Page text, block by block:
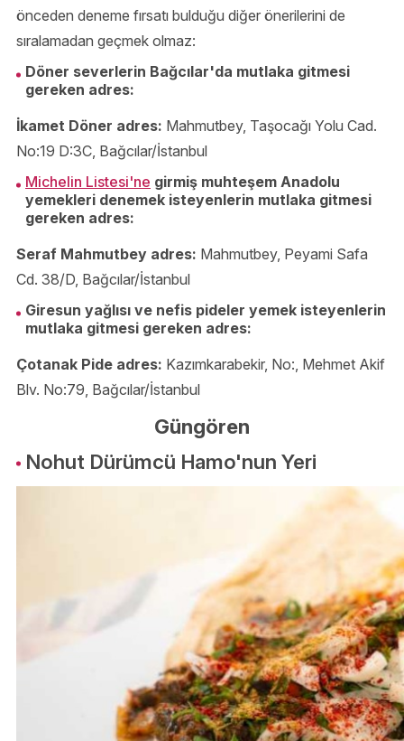
önceden deneme fırsatı bulduğu diğer önerilerini de
sıralamadan geçmek olmaz:
Döner severlerin Bağcılar'da mutlaka gitmesi
gereken adres:
İkamet Döner adres: Mahmutbey, Taşocağı Yolu Cad.
No:19 D:3C, Bağcılar/İstanbul
Michelin Listesi'ne girmiş muhteşem Anadolu
yemekleri denemek isteyenlerin mutlaka gitmesi
gereken adres:
Seraf Mahmutbey adres: Mahmutbey, Peyami Safa
Cd. 38/D, Bağcılar/İstanbul
Giresun yağlısı ve nefis pideler yemek isteyenlerin
mutlaka gitmesi gereken adres:
Çotanak Pide adres: Kazımkarabekir, No:, Mehmet Akif
Blv. No:79, Bağcılar/İstanbul
Güngören
Nohut Dürümcü Hamo'nun Yeri